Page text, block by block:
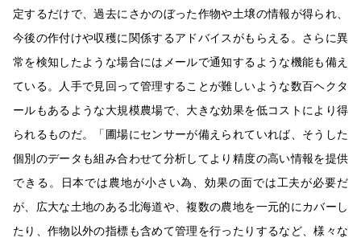
定するだけで、過去にさかのぼった作物や土壌の情報が得られ、
今後の作付けや収穫に関係するアドバイスがもらえる。さらに異
常を検知したような場合にはメールで通知するような機能も備え
ている。人手で見回って管理することが難しいような数百ヘクタ
ールもあるような大規模農場で、大きな効果を低コストにより得
られるものだ。「圃場にセンサーが備えられていれば、そうした
個別のデータも組み合わせて分析してより精度の高い情報を提供
できる。日本では農地が小さい為、効果の面では工夫が必要だ
が、広大な土地のある北海道や、複数の農地を一元的にカバーし
たり、作物以外の指標も含めて管理を行ったりするなど、様々な